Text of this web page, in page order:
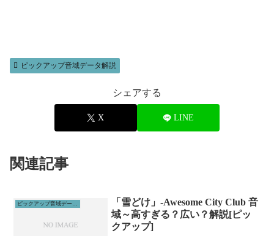
ピックアップ音域データ解説
シェアする
X LINE
関連記事
「雪どけ」-Awesome City Club 音
域～高すぎる？広い？解説[ピッ
クアップ]